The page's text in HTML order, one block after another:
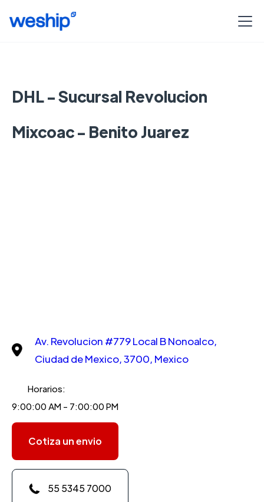
DHL - Sucursal Revolucion
Mixcoac - Benito Juarez
Av. Revolucion #779 Local B Nonoalco,
Ciudad de Mexico, 3700, Mexico
Horarios:
9:00:00 AM - 7:00:00 PM
Cotiza un envio
55 5345 7000